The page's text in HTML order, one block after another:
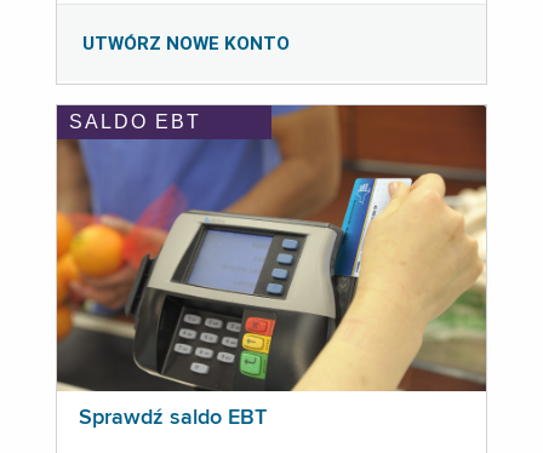
UTWÓRZ NOWE KONTO
SALDO EBT
Sprawdź saldo EBT